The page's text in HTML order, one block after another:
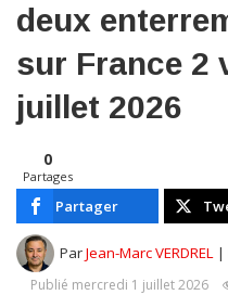
deux
sur France 2
juillet 2026
0
Partages
Partager
ParJean-Marc VERDREL |
Publié mercredi 1 juillet 2026